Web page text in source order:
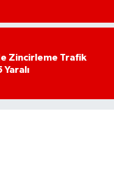
Zincirleme Trafik
Yaralı